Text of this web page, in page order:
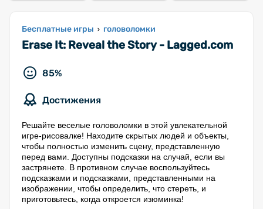
Бесплатные игры › головоломки
Erase It: Reveal the Story - Lagged.com
85%
Достижения
Решайте веселые головоломки в этой увлекательной
игре-рисовалке! Находите скрытых людей и объекты,
чтобы полностью изменить сцену, представленную
перед вами. Доступны подсказки на случай, если вы
застрянете. В противном случае воспользуйтесь
подсказками и подсказками, представленными на
изображении, чтобы определить, что стереть, и
приготовьтесь, когда откроется изюминка!